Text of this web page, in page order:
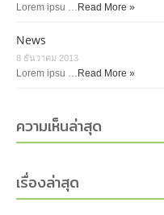
Lorem ipsu … Read More »
News
8 ธันวาคม 2013
Lorem ipsu … Read More »
ความเห็นล่าสุด
เรื่องล่าสุด